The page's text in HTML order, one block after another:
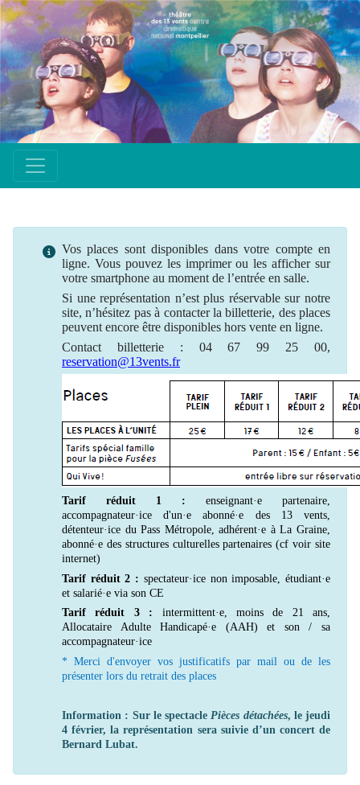
Vos places sont disponibles dans votre compte en
ligne. Vous pouvez les imprimer ou les afficher sur
votre smartphone au moment de l’entrée en salle.
Si unereprésentation n’est plus réservablesur notre
site, n’hésitez pas à contacter la billetterie, des places
peuvent encore être disponibles hors vente en ligne.
Contact billetterie : 04 67 99 25 00,
reservation@13vents.fr
Tarif réduit 1 : enseignant·e partenaire,
accompagnateur·ice d'un·e abonné·e des 13 vents,
détenteur·ice du Pass Métropole, adhérent·e à La Graine,
abonné·e des structures culturelles partenaires (cf voir site
internet)
Tarif réduit 2 : spectateur·ice non imposable, étudiant·e
et salarié·e via son CE
Tarif réduit 3 : intermittent·e, moins de 21 ans,
Allocataire Adulte Handicapé·e (AAH) et son / sa
accompagnateur·ice
* Merci d'envoyer vos justificatifs par mail ou de les
présenter lors du retrait des places
Information : Sur le spectaclePièces détachées, le jeudi
4 février, la représentation sera suivie d’un concert de
Bernard Lubat.